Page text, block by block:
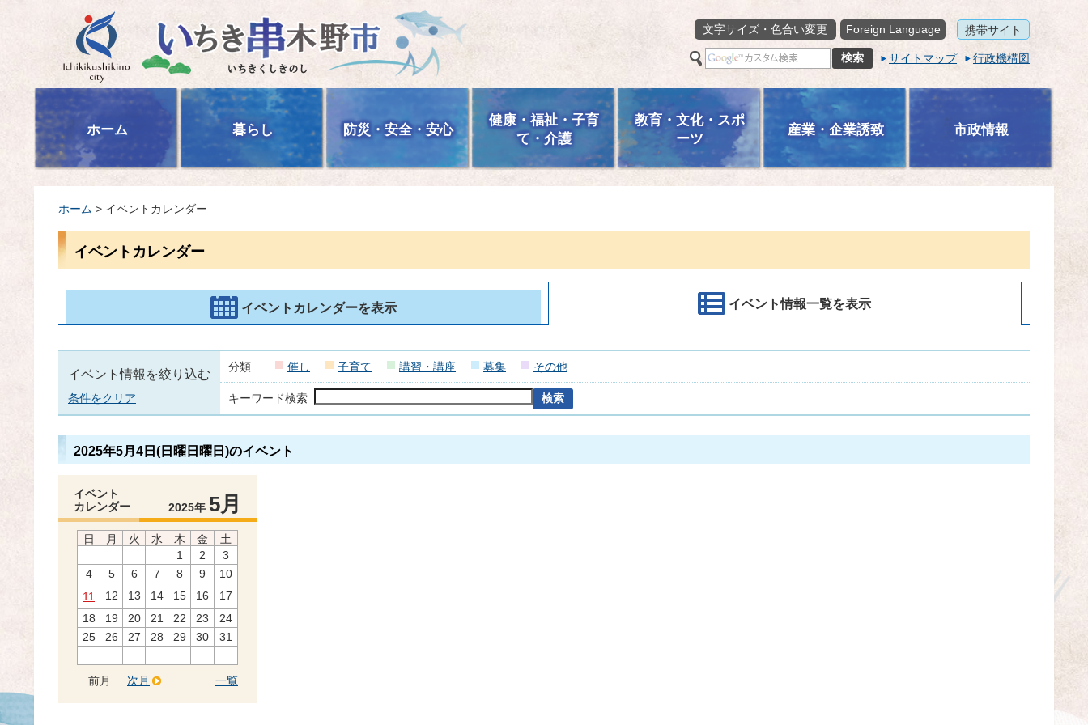
いちき串木野市
文字サイズ・色合い変更
Foreign Language 携帯サイト
サイトマップ 行政機構図
ホーム 暮らし 防災・安全・安心
健康・福祉・子育
て・介護
教育・文化・スポ
ーツ
産業・企業誘致 市政情報
ホーム > イベントカレンダー
イベントカレンダー
イベントカレンダーを表示 イベント情報一覧を表示
イベント情報を絞り込む
条件をクリア
分類 催し 子育て 講習・講座 募集 その他
キーワード検索
2025年5月4日(日曜日曜日)のイベント
イベント
カレンダー
2025年 5月
日 月 火 水 木 金
土
1
2
3
4
5 6 7 8 9
10
11
12 13 14 15 16
17
18
19 20 21 22 23
24
25
26 27 28 29 30 31
前月 一覧
次月